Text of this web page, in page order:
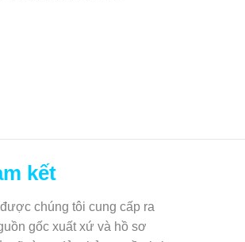
kết
chúng tôi cung cấp ra
gốc xuất xứ và hồ sơ